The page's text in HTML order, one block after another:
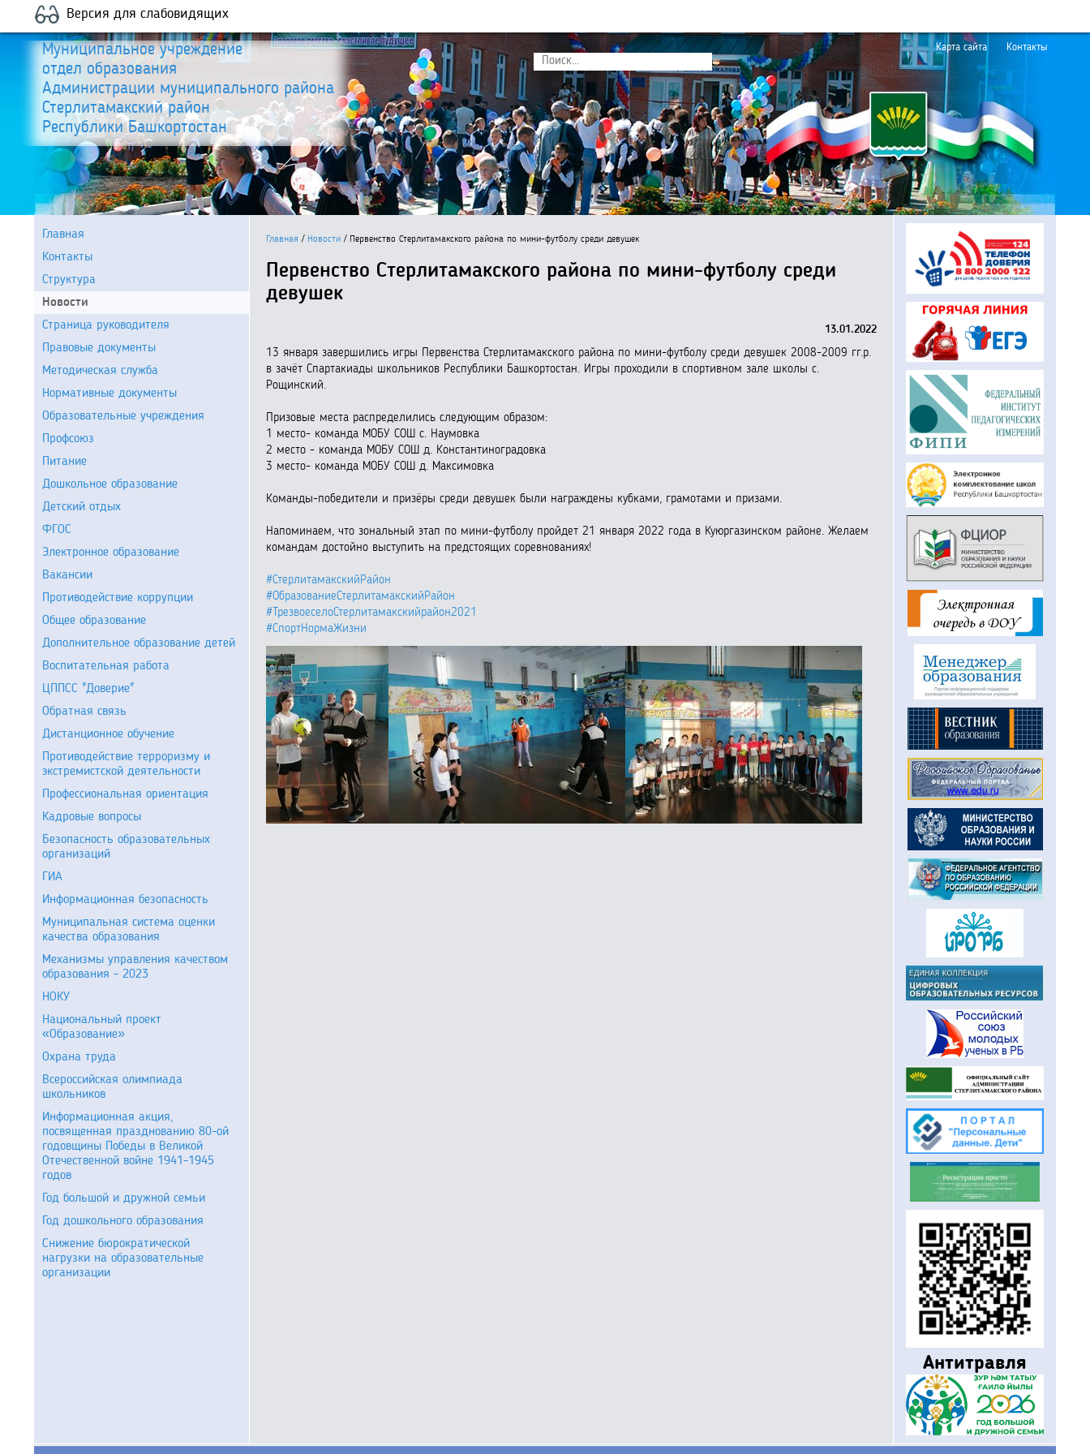
Версия для слабовидящих
Муниципальное учреждение
отдел образования
Администрации муниципального района
Стерлитамакский район
Республики Башкортостан
Карта сайта Контакты
Главная / Новости / Первенство Стерлитамакского района по мини-футболу среди девушек
Первенство Стерлитамакского района по мини-футболу среди
девушек
13.01.2022
13 января завершились игры Первенства Стерлитамакского района по мини-футболу среди девушек 2008-2009 гг.р.
в зачёт Спартакиады школьников Республики Башкортостан. Игры проходили в спортивном зале школы с.
Рощинский.
Призовые места распределились следующим образом:
1 место- команда МОБУ СОШ с. Наумовка
2 место - команда МОБУ СОШ д. Константиноградовка
3 место- команда МОБУ СОШ д. Максимовка
Команды-победители и призёры среди девушек были награждены кубками, грамотами и призами.
Напоминаем, что зональный этап по мини-футболу пройдет 21 января 2022 года в Куюргазинском районе. Желаем
командам достойно выступить на предстоящих соревнованиях!
#СтерлитамакскийРайон
#ОбразованиеСтерлитамакскийРайон
#ТрезвоеселоСтерлитамакскийрайон2021
#СпортНормаЖизни
Главная
Контакты
Структура
Новости
Страница руководителя
Правовые документы
Методическая служба
Нормативные документы
Образовательные учреждения
Профсоюз
Питание
Дошкольное образование
Детский отдых
ФГОС
Электронное образование
Вакансии
Противодействие коррупции
Общее образование
Дополнительное образование детей
Воспитательная работа
ЦППСС "Доверие"
Обратная связь
Дистанционное обучение
Противодействие терроризму и
экстремистской деятельности
Профессиональная ориентация
Кадровые вопросы
Безопасность образовательных
организаций
ГИА
Информационная безопасность
Муниципальная система оценки
качества образования
Механизмы управления качеством
образования - 2023
НОКУ
Национальный проект
«Образование»
Охрана труда
Всероссийская олимпиада
школьников
Информационная акция,
посвященная празднованию 80-ой
годовщины Победы в Великой
Отечественной войне 1941-1945
годов
Год большой и дружной семьи
Год дошкольного образования
Снижение бюрократической
нагрузки на образовательные
организации
Антитравля